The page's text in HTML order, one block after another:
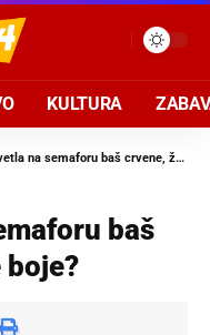
KULTURA
semaforu baš crvene, žute i zelene boje?
baš
boje?